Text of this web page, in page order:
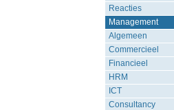
Reacties
Management
Algemeen
Commercieel
Financieel
HRM
ICT
Consultancy